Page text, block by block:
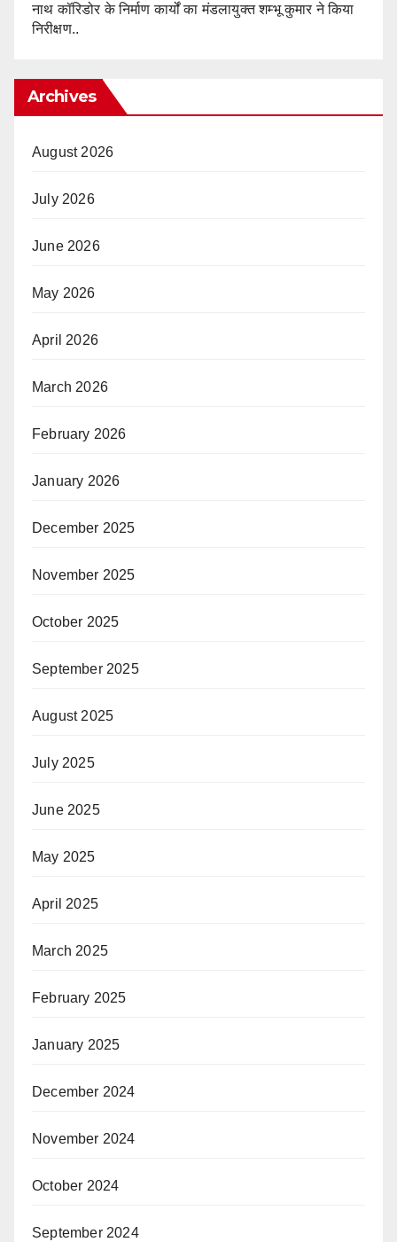
नाथ कॉरिडोर के निर्माण कार्यों का मंडलायुक्त शम्भू कुमार ने किया
निरीक्षण..
Archives
August 2026
July 2026
June 2026
May 2026
April 2026
March 2026
February 2026
January 2026
December 2025
November 2025
October 2025
September 2025
August 2025
July 2025
June 2025
May 2025
April 2025
March 2025
February 2025
January 2025
December 2024
November 2024
October 2024
September 2024